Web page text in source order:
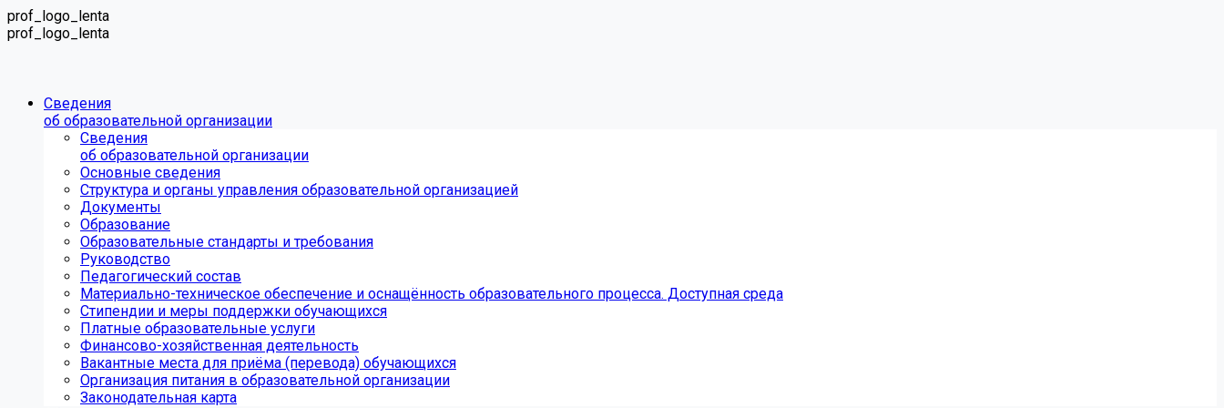
prof_logo_lenta
prof_logo_lenta
Сведения
об образовательной организации
Сведения
об образовательной организации
Основные сведения
Структура и органы управления образовательной организацией
Документы
Образование
Образовательные стандарты и требования
Руководство
Педагогический состав
Материально-техническое обеспечение и оснащённость образовательного процесса. Доступная среда
Стипендии и меры поддержки обучающихся
Платные образовательные услуги
Финансово-хозяйственная деятельность
Вакантные места для приёма (перевода) обучающихся
Организация питания в образовательной организации
Законодательная карта